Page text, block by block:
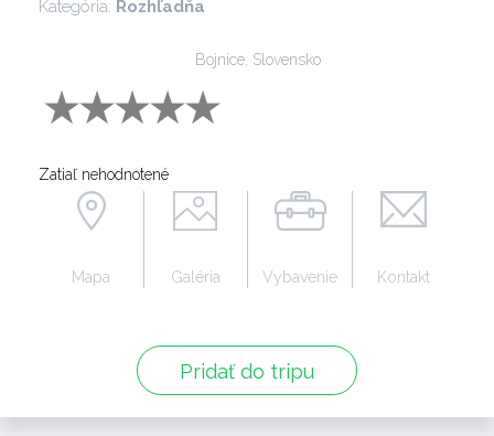
Kategória: Rozhľadňa
Bojnice, Slovensko
Zatiaľ nehodnotené
Pridať do tripu
Mapa Galéria Vybavenie Kontakt